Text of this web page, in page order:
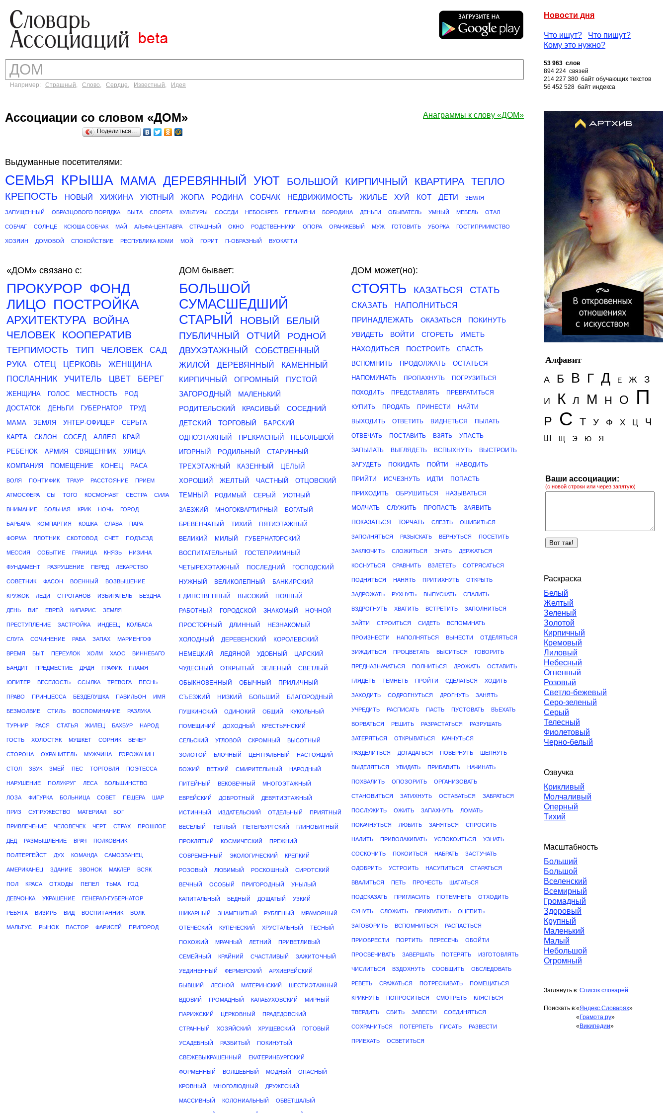
Новости дня
Что ищут?
Что пишут?
Кому это нужно?
Например: Страшный, Слово, Сердце, Известный, Идея
53 963 слов
894 224 связей
214 227 380 байт обучающих текстов
56 452 528 байт индекса
Анаграммы к слову «ДОМ»
Ассоциации со словом «ДОМ»
Поделиться…
Выдуманные посетителями:
СЕМЬЯ КРЫША МАМА ДЕРЕВЯННЫЙ УЮТ БОЛЬШОЙ КИРПИЧНЫЙ КВАРТИРА
ТЕПЛО
КРЕПОСТЬ
НОВЫЙ ХИЖИНА УЮТНЫЙ ЖОПА РОДИНА СОБЧАК НЕДВИЖИМОСТЬ ЖИЛЬЕ ХУЙ КОТ ДЕТИ ЗЕМЛЯ
ЗАПУЩЕННЫЙ ОБРАЗЦОВОГО ПОРЯДКА БЫТА СПОРТА КУЛЬТУРЫ СОСЕДИ НЕБОСКРЕБ ПЕЛЬМЕНИ БОРОДИНА ДЕНЬГИ ОБЫВАТЕЛЬ УМНЫЙ МЕБЕЛЬ ОТАЛ
СОБЧАГ СОЛНЦЕ КСЮША СОБЧАК МАЙ АЛЬФА-ЦЕНТАВРА СТРАШНЫЙ ОКНО РОДСТВЕННИКИ ОПОРА ОРАНЖЕВЫЙ МУЖ ГОТОВИТЬ УБОРКА ГОСТИПРИИМСТВО
ХОЗЯИН ДОМОВОЙ СПОКОЙСТВИЕ РЕСПУБЛИКА КОМИ МОЙ ГОРИТ П-ОБРАЗНЫЙ ВУОКАТТИ
«ДОМ» связано с:
ПРОКУРОР ФОНД
ЛИЦО ПОСТРОЙКА
АРХИТЕКТУРА
ВОЙНА
ЧЕЛОВЕК
КООПЕРАТИВ
ТЕРПИМОСТЬ ТИП ЧЕЛОВЕК
САД
РУКА
ОТЕЦ ЦЕРКОВЬ
ЖЕНЩИНА
ПОСЛАННИК
УЧИТЕЛЬ ЦВЕТ БЕРЕГ
ЖЕНЩИНА ГОЛОС МЕСТНОСТЬ
РОД
ДОСТАТОК
ДЕНЬГИ ГУБЕРНАТОР
ТРУД
МАМА
ЗЕМЛЯ УНТЕР-ОФИЦЕР
СЕРЬГА
КАРТА
СКЛОН СОСЕД АЛЛЕЯ
КРАЙ
РЕБЕНОК
АРМИЯ СВЯЩЕННИК
УЛИЦА
КОМПАНИЯ
ПОМЕЩЕНИЕ КОНЕЦ РАСА
ВОЛЯ ПОНТИФИК ТРАУР РАССТОЯНИЕ ПРИЕМ
АТМОСФЕРА СЫ ТОГО КОСМОНАВТ СЕСТРА СИЛА
ВНИМАНИЕ БОЛЬНАЯ КРИК НОЧЬ ГОРОД
БАРБАРА КОМПАРТИЯ КОШКА СЛАВА ПАРА
ФОРМА ПЛОТНИК СКОТОВОД СЧЕТ ПОДЪЕЗД
МЕССИЯ СОБЫТИЕ ГРАНИЦА КНЯЗЬ НИЗИНА
ФУНДАМЕНТ РАЗРУШЕНИЕ ПЕРЕД ЛЕКАРСТВО
СОВЕТНИК ФАСОН ВОЕННЫЙ ВОЗВЫШЕНИЕ
КРУЖОК ЛЕДИ СТРОГАНОВ ИЗБИРАТЕЛЬ БЕЗДНА
ДЕНЬ ВИГ ЕВРЕЙ КИПАРИС ЗЕМЛЯ
ПРЕСТУПЛЕНИЕ ЗАСТРОЙКА ИНДЕЕЦ КОЛБАСА
СЛУГА СОЧИНЕНИЕ РАБА ЗАПАХ МАРИЕНГОФ
ВРЕМЯ БЫТ ПЕРЕУЛОК ХОЛМ ХАОС ВИННЕБАГО
БАНДИТ ПРЕДМЕСТИЕ ДЯДЯ ГРАФИК ПЛАМЯ
ЮПИТЕР ВЕСЕЛОСТЬ ССЫЛКА ТРЕВОГА ПЕСНЬ
ПРАВО ПРИНЦЕССА БЕЗДЕЛУШКА ПАВИЛЬОН ИМЯ
БЕЗМОЛВИЕ СТИЛЬ ВОСПОМИНАНИЕ РАЗЛУКА
ТУРНИР РАСЯ СТАТЬЯ ЖИЛЕЦ БАХБУР НАРОД
ГОСТЬ ХОЛОСТЯК МУШКЕТ СОРНЯК ВЕЧЕР
СТОРОНА ОХРАНИТЕЛЬ МУЖЧИНА ГОРОЖАНИН
СТОЛ ЗВУК ЗМЕЙ ПЕС ТОРГОВЛЯ ПОЭТЕССА
НАРУШЕНИЕ ПОЛУКРУГ ЛЕСА БОЛЬШИНСТВО
ЛОЗА ФИГУРКА БОЛЬНИЦА СОВЕТ ПЕЩЕРА ШАР
ПРИЗ СУПРУЖЕСТВО МАТЕРИАЛ БОГ
ПРИВЛЕЧЕНИЕ ЧЕЛОВЕЧЕК ЧЕРТ СТРАХ ПРОШЛОЕ
ДЕД РАЗМЫШЛЕНИЕ ВРАЧ ПОЛКОВНИК
ПОЛТЕРГЕЙСТ ДУХ КОМАНДА САМОЗВАНЕЦ
АМЕРИКАНЕЦ ЗДАНИЕ ЗВОНОК МАКЛЕР ВСЯК
ПОЛ КРАСА ОТХОДЫ ПЕПЕЛ ТЬМА ГОД
ДЕВЧОНКА УКРАШЕНИЕ ГЕНЕРАЛ-ГУБЕРНАТОР
РЕБЯТА ВИЗИРЬ ВИД ВОСПИТАННИК ВОЛК
МАЛЬТУС РЫНОК ПАСТОР ФАРИСЕЙ ПРИГОРОД
ДОМ бывает:
БОЛЬШОЙ
СУМАСШЕДШИЙ
СТАРЫЙ
НОВЫЙ
БЕЛЫЙ
ПУБЛИЧНЫЙ
ОТЧИЙ
РОДНОЙ
ДВУХЭТАЖНЫЙ
СОБСТВЕННЫЙ
ЖИЛОЙ ДЕРЕВЯННЫЙ
КАМЕННЫЙ
КИРПИЧНЫЙ
ОГРОМНЫЙ
ПУСТОЙ
ЗАГОРОДНЫЙ
МАЛЕНЬКИЙ
РОДИТЕЛЬСКИЙ
КРАСИВЫЙ
СОСЕДНИЙ
ДЕТСКИЙ
ТОРГОВЫЙ
БАРСКИЙ
ОДНОЭТАЖНЫЙ
ПРЕКРАСНЫЙ
НЕБОЛЬШОЙ
ИГОРНЫЙ
РОДИЛЬНЫЙ
СТАРИННЫЙ
ТРЕХЭТАЖНЫЙ
КАЗЕННЫЙ
ЦЕЛЫЙ
ХОРОШИЙ
ЖЕЛТЫЙ ЧАСТНЫЙ
ОТЦОВСКИЙ
ТЕМНЫЙ
РОДИМЫЙ СЕРЫЙ УЮТНЫЙ
ЗАЕЗЖИЙ МНОГОКВАРТИРНЫЙ БОГАТЫЙ
БРЕВЕНЧАТЫЙ ТИХИЙ ПЯТИЭТАЖНЫЙ
ВЕЛИКИЙ МИЛЫЙ ГУБЕРНАТОРСКИЙ
ВОСПИТАТЕЛЬНЫЙ ГОСТЕПРИИМНЫЙ
ЧЕТЫРЕХЭТАЖНЫЙ ПОСЛЕДНИЙ ГОСПОДСКИЙ
НУЖНЫЙ ВЕЛИКОЛЕПНЫЙ БАНКИРСКИЙ
ЕДИНСТВЕННЫЙ ВЫСОКИЙ ПОЛНЫЙ
РАБОТНЫЙ ГОРОДСКОЙ ЗНАКОМЫЙ НОЧНОЙ
ПРОСТОРНЫЙ ДЛИННЫЙ НЕЗНАКОМЫЙ
ХОЛОДНЫЙ ДЕРЕВЕНСКИЙ КОРОЛЕВСКИЙ
НЕМЕЦКИЙ ЛЕДЯНОЙ УДОБНЫЙ ЦАРСКИЙ
ЧУДЕСНЫЙ ОТКРЫТЫЙ ЗЕЛЕНЫЙ СВЕТЛЫЙ
ОБЫКНОВЕННЫЙ ОБЫЧНЫЙ ПРИЛИЧНЫЙ
СЪЕЗЖИЙ НИЗКИЙ БОЛЬШИЙ БЛАГОРОДНЫЙ
ПУШКИНСКИЙ ОДИНОКИЙ ОБЩИЙ КУКОЛЬНЫЙ
ПОМЕЩИЧИЙ ДОХОДНЫЙ КРЕСТЬЯНСКИЙ
СЕЛЬСКИЙ УГЛОВОЙ СКРОМНЫЙ ВЫСОТНЫЙ
ЗОЛОТОЙ БЛОЧНЫЙ ЦЕНТРАЛЬНЫЙ НАСТОЯЩИЙ
БОЖИЙ ВЕТХИЙ СМИРИТЕЛЬНЫЙ НАРОДНЫЙ
ПИТЕЙНЫЙ ВЕКОВЕЧНЫЙ МНОГОЭТАЖНЫЙ
ЕВРЕЙСКИЙ ДОБРОТНЫЙ ДЕВЯТИЭТАЖНЫЙ
ИСТИННЫЙ ИЗДАТЕЛЬСКИЙ ОТДЕЛЬНЫЙ ПРИЯТНЫЙ
ВЕСЕЛЫЙ ТЕПЛЫЙ ПЕТЕРБУРГСКИЙ ГЛИНОБИТНЫЙ
ПРОКЛЯТЫЙ КОСМИЧЕСКИЙ ПРЕЖНИЙ
СОВРЕМЕННЫЙ ЭКОЛОГИЧЕСКИЙ КРЕПКИЙ
РОЗОВЫЙ ЛЮБИМЫЙ РОСКОШНЫЙ СИРОТСКИЙ
ВЕЧНЫЙ ОСОБЫЙ ПРИГОРОДНЫЙ УНЫЛЫЙ
КАПИТАЛЬНЫЙ БЕДНЫЙ ДОЩАТЫЙ УЗКИЙ
ШИКАРНЫЙ ЗНАМЕНИТЫЙ РУБЛЕНЫЙ МРАМОРНЫЙ
ОТЕЧЕСКИЙ КУПЕЧЕСКИЙ ХРУСТАЛЬНЫЙ ТЕСНЫЙ
ПОХОЖИЙ МРАЧНЫЙ ЛЕТНИЙ ПРИВЕТЛИВЫЙ
СЕМЕЙНЫЙ КРАЙНИЙ СЧАСТЛИВЫЙ ЗАЖИТОЧНЫЙ
УЕДИНЕННЫЙ ФЕРМЕРСКИЙ АРХИЕРЕЙСКИЙ
БЫВШИЙ ЛЕСНОЙ МАТЕРИНСКИЙ ШЕСТИЭТАЖНЫЙ
ВДОВИЙ ГРОМАДНЫЙ КАЛАБУХОВСКИЙ МИРНЫЙ
ПАРИЖСКИЙ ЦЕРКОВНЫЙ ПРАДЕДОВСКИЙ
СТРАННЫЙ ХОЗЯЙСКИЙ ХРУЩЕВСКИЙ ГОТОВЫЙ
УСАДЕБНЫЙ РАЗБИТЫЙ ПОКИНУТЫЙ
СВЕЖЕВЫКРАШЕННЫЙ ЕКАТЕРИНБУРГСКИЙ
ФОРМЕННЫЙ ВОЛШЕБНЫЙ МОДНЫЙ ОПАСНЫЙ
КРОВНЫЙ МНОГОЛЮДНЫЙ ДРУЖЕСКИЙ
МАССИВНЫЙ КОЛОНИАЛЬНЫЙ ОБВЕТШАЛЫЙ
ДОМ может(но):
СТОЯТЬ КАЗАТЬСЯ СТАТЬ
СКАЗАТЬ
НАПОЛНИТЬСЯ
ПРИНАДЛЕЖАТЬ
ОКАЗАТЬСЯ
ПОКИНУТЬ
УВИДЕТЬ
ВОЙТИ СГОРЕТЬ
ИМЕТЬ
НАХОДИТЬСЯ
ПОСТРОИТЬ
СПАСТЬ
ВСПОМНИТЬ
ПРОДОЛЖАТЬ
ОСТАТЬСЯ
НАПОМИНАТЬ
ПРОПАХНУТЬ ПОГРУЗИТЬСЯ
ПОХОДИТЬ ПРЕДСТАВЛЯТЬ ПРЕВРАТИТЬСЯ
КУПИТЬ ПРОДАТЬ ПРИНЕСТИ НАЙТИ
ВЫХОДИТЬ ОТВЕТИТЬ ВИДНЕТЬСЯ ПЫЛАТЬ
ОТВЕЧАТЬ ПОСТАВИТЬ ВЗЯТЬ УПАСТЬ
ЗАПЫЛАТЬ ВЫГЛЯДЕТЬ ВСПЫХНУТЬ ВЫСТРОИТЬ
ЗАГУДЕТЬ ПОКИДАТЬ ПОЙТИ НАВОДИТЬ
ПРИЙТИ ИСЧЕЗНУТЬ ИДТИ ПОПАСТЬ
ПРИХОДИТЬ ОБРУШИТЬСЯ НАЗЫВАТЬСЯ
МОЛЧАТЬ СЛУЖИТЬ ПРОПАСТЬ ЗАЯВИТЬ
ПОКАЗАТЬСЯ ТОРЧАТЬ СЛЕЗТЬ ОШИБИТЬСЯ
ЗАПОЛНЯТЬСЯ РАЗЫСКАТЬ ВЕРНУТЬСЯ ПОСЕТИТЬ
ЗАКЛЮЧИТЬ СЛОЖИТЬСЯ ЗНАТЬ ДЕРЖАТЬСЯ
КОСНУТЬСЯ СРАВНИТЬ ВЗЛЕТЕТЬ СОТРЯСАТЬСЯ
ПОДНЯТЬСЯ НАНЯТЬ ПРИТИХНУТЬ ОТКРЫТЬ
ЗАДРОЖАТЬ РУХНУТЬ ВЫПУСКАТЬ СПАЛИТЬ
ВЗДРОГНУТЬ ХВАТИТЬ ВСТРЕТИТЬ ЗАПОЛНИТЬСЯ
ЗАЙТИ СТРОИТЬСЯ СИДЕТЬ ВСПОМИНАТЬ
ПРОИЗНЕСТИ НАПОЛНЯТЬСЯ ВЫНЕСТИ ОТДЕЛЯТЬСЯ
ЗИЖДИТЬСЯ ПРОЦВЕТАТЬ ВЫСИТЬСЯ ГОВОРИТЬ
ПРЕДНАЗНАЧАТЬСЯ ПОЛНИТЬСЯ ДРОЖАТЬ ОСТАВИТЬ
ГЛЯДЕТЬ ТЕМНЕТЬ ПРОЙТИ СДЕЛАТЬСЯ ХОДИТЬ
ЗАХОДИТЬ СОДРОГНУТЬСЯ ДРОГНУТЬ ЗАНЯТЬ
УЧРЕДИТЬ РАСПИСАТЬ ПАСТЬ ПУСТОВАТЬ ВЪЕХАТЬ
ВОРВАТЬСЯ РЕШИТЬ РАЗРАСТАТЬСЯ РАЗРУШАТЬ
ЗАТЕРЯТЬСЯ ОТКРЫВАТЬСЯ КАЧНУТЬСЯ
РАЗДЕЛИТЬСЯ ДОГАДАТЬСЯ ПОВЕРНУТЬ ШЕПНУТЬ
ВЫДЕЛЯТЬСЯ УВИДАТЬ ПРИБАВИТЬ НАЧИНАТЬ
ПОХВАЛИТЬ ОПОЗОРИТЬ ОРГАНИЗОВАТЬ
СТАНОВИТЬСЯ ЗАТИХНУТЬ ОСТАВАТЬСЯ ЗАБРАТЬСЯ
ПОСЛУЖИТЬ ОЖИТЬ ЗАПАХНУТЬ ЛОМАТЬ
ПОКАЧНУТЬСЯ ЛЮБИТЬ ЗАНЯТЬСЯ СПРОСИТЬ
НАЛИТЬ ПРИВОЛАКИВАТЬ УСПОКОИТЬСЯ УЗНАТЬ
СОСКОЧИТЬ ПОКОИТЬСЯ НАБРАТЬ ЗАСТУЧАТЬ
ОДОБРИТЬ УСТРОИТЬ НАСУПИТЬСЯ СТАРАТЬСЯ
ВВАЛИТЬСЯ ПЕТЬ ПРОЧЕСТЬ ШАТАТЬСЯ
ПОДСКАЗАТЬ ПРИГЛАСИТЬ ПОТЕМНЕТЬ ОТХОДИТЬ
СУНУТЬ СЛОЖИТЬ ПРИХВАТИТЬ ОЦЕПИТЬ
ЗАГОВОРИТЬ ВСПОМНИТЬСЯ РАСПАСТЬСЯ
ПРИОБРЕСТИ ПОРТИТЬ ПЕРЕСЕЧЬ ОБОЙТИ
ПРОСВЕЧИВАТЬ ЗАВЕРШАТЬ ПОТЕРЯТЬ ИЗГОТОВЛЯТЬ
ЧИСЛИТЬСЯ ВЗДОХНУТЬ СООБЩИТЬ ОБСЛЕДОВАТЬ
РЕВЕТЬ СРАЖАТЬСЯ ПОТРЕСКИВАТЬ ПОМЕЩАТЬСЯ
КРИКНУТЬ ПОПРОСИТЬСЯ СМОТРЕТЬ КЛЯСТЬСЯ
ТВЕРДИТЬ СБИТЬ ЗАВЕСТИ СОЕДИНЯТЬСЯ
СОХРАНИТЬСЯ ПОТЕРПЕТЬ ПИСАТЬ РАЗВЕСТИ
ПРИЕХАТЬ ОСВЕТИТЬСЯ
Алфавит
А
Б В Г Д Е Ж З
И К Л М Н О П
Р С Т У Ф Х Ц Ч
Ш Щ Э Ю Я
Ваши ассоциации:
(с новой строки или через запятую)
Раскраска
Белый
Желтый
Зеленый
Золотой
Кирпичный
Кремовый
Лиловый
Небесный
Огненный
Розовый
Светло-бежевый
Серо-зеленый
Серый
Телесный
Фиолетовый
Черно-белый
Озвучка
Крикливый
Молчаливый
Оперный
Тихий
Масштабность
Больший
Большой
Вселенский
Всемирный
Громадный
Здоровый
Крупный
Маленький
Малый
Небольшой
Огромный
Заглянуть в: Список словарей
Поискать в:«Яндекс.Словарях»
« Грамота.ру»
« Википедии»